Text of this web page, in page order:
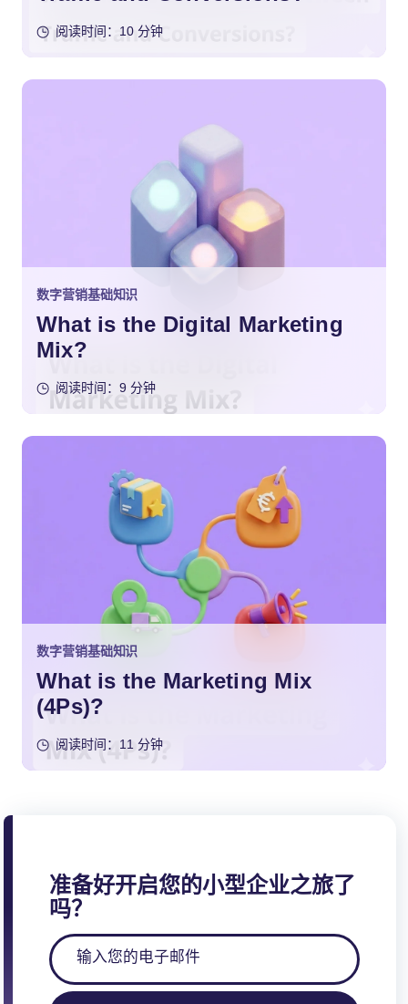
阅读时间：10 分钟
数字营销基础知识
What is the Digital Marketing
Mix?
阅读时间：9 分钟
数字营销基础知识
What is the Marketing Mix
(4Ps)?
阅读时间：11 分钟
准备好开启您的小型企业之旅了
吗？